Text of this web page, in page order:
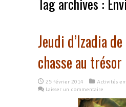
Jeudi d’Izadia
chasse au trésor
25 février 2014
Activités
Laisser un commentaire